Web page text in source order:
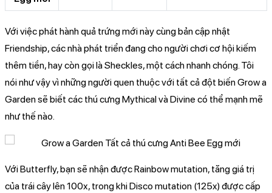
Với việc phát hành quả trứng mới này cùng bản cập nhật
Friendship, các nhà phát triển đang cho người chơi cơ hội kiếm
thêm tiền, hay còn gọi là Sheckles, một cách nhanh chóng. Tôi
nói như vậy vì những người quen thuộc với tất cả đột biến Grow a
Garden sẽ biết các thú cưng Mythical và Divine có thể mạnh mẽ
như thế nào.
Với Butterfly, bạn sẽ nhận được Rainbow mutation, tăng giá trị
của trái cây lên 100x, trong khi Disco mutation (125x) được cấp